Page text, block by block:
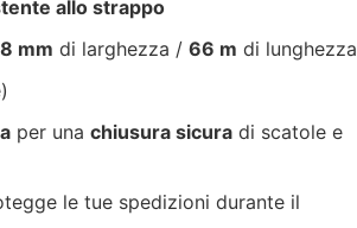
allo strappo
mm di larghezza / 66 m di lunghezza
per una chiusura sicura di scatole e
le tue spedizioni durante il